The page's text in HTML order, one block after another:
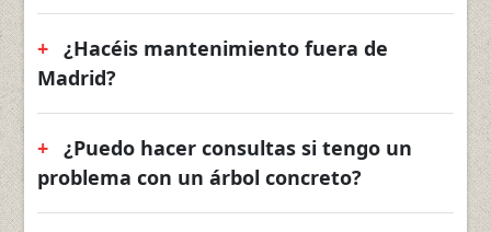
¿Hacéis mantenimiento fuera de
Madrid?
¿Puedo hacer consultas si tengo un
problema con un árbol concreto?